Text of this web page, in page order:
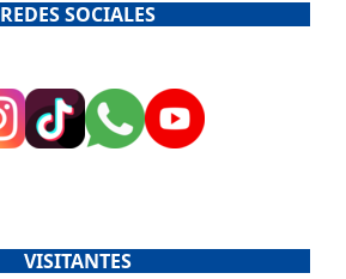
REDES SOCIALES
VISITANTES